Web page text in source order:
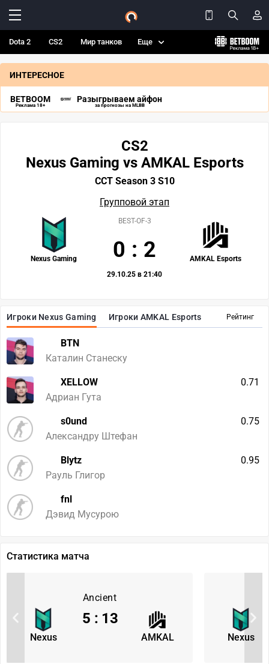
Dota 2 CS2 Мир танков Еще
ИНТЕРЕСНОЕ
BETBOOM
Реклама 18+
Разыгрываем айфон
за прогнозы на MLBB
Рейтинг
Игроки Nexus Gaming Игроки AMKAL Esports
BTN
Каталин Станеску
XELLOW
Адриан Гута
0.71
s0und
Александру Штефан
0.75
Blytz
Рауль Глигор
0.95
fnl
Дэвид Мусурою
CS2
Nexus Gaming vs AMKAL Esports
CCT Season 3 S10
Групповой этап
Nexus Gaming AMKAL Esports
BEST-OF-3
0 : 2
29.10.25 в 21:40
Статистика матча
Ancient
Nexus AMKAL
5 : 13
Nexus